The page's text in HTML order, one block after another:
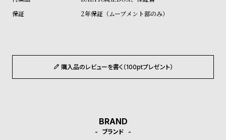
l
t
2年保証（ムーブメント部のみ）
購入品のレビューを書く（100ptプレゼント）
BRAND
ブランド